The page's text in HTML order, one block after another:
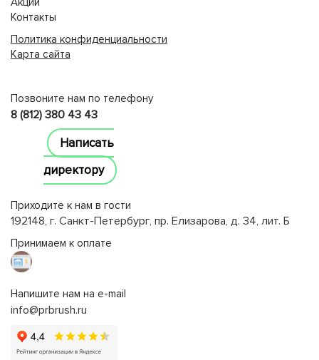
Контакты
Политика конфиденциальности
Карта сайта
Позвоните нам по телефону
8 (812) 380 43 43
Написать
директору
Приходите к нам в гости
192148, г. Санкт-Петербург, пр. Елизарова, д. 34, лит. Б
Принимаем к оплате
Напишите нам на e-mail
info@prbrush.ru